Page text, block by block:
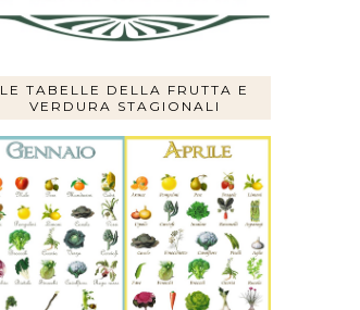
LE TABELLE DELLA FRUTTA E
VERDURA STAGIONALI